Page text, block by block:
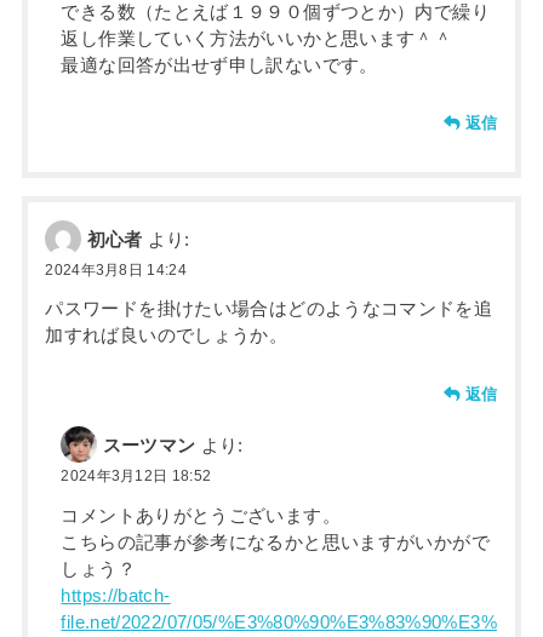
できる数（たとえば１９９０個ずつとか）内で繰り
返し作業していく方法がいいかと思います＾＾
最適な回答が出せず申し訳ないです。
返信
初心者 より:
2024年3月8日 14:24
パスワードを掛けたい場合はどのようなコマンドを追
加すれば良いのでしょうか。
返信
スーツマン より:
2024年3月12日 18:52
コメントありがとうございます。
こちらの記事が参考になるかと思いますがいかがで
しょう？
https://batch-
file.net/2022/07/05/%E3%80%90%E3%83%90%E3%